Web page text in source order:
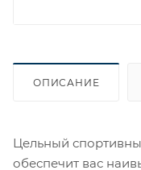
ОПИСАНИЕ
Цельный
обеспечит вас